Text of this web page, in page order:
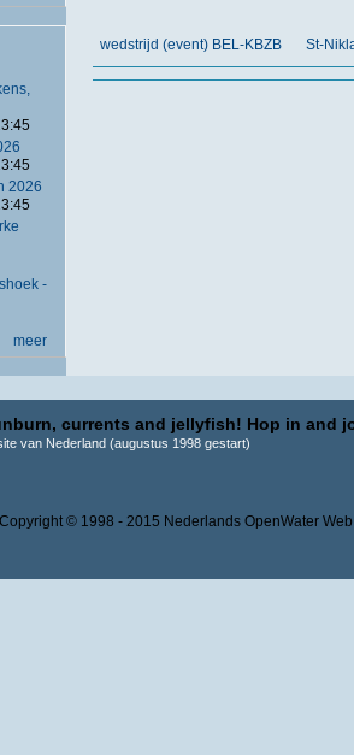
2026
-
meer
wedstrijd (event) BEL-KBZB St-
currents and jellyfish! Hop in and
van Nederland (augustus 1998 gestart)
Copyright © 1998 - 2015 Nederlands OpenWater